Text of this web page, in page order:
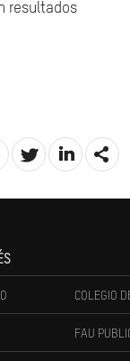
resultados
COLEGIO
FAU